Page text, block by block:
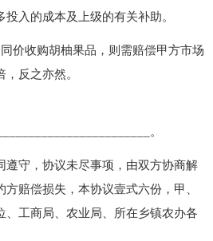
入的成本及上级的有关补助。
收购胡柚果品，则需赔偿甲方市场
反之亦然。
。
守，协议未尽事项，由双方协商解
赔偿损失，本协议壹式六份，甲、
、工商局、农业局、所在乡镇农办各